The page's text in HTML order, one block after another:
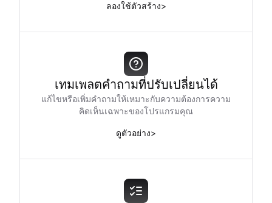
ลองใช้ตัวสร้าง>
เทมเพลตคำถามที่ปรับเปลี่ยนได้
แก้ไขหรือเพิ่มคำถามให้เหมาะกับความต้องการความ
คิดเห็นเฉพาะของโปรแกรมคุณ
ดูตัวอย่าง>